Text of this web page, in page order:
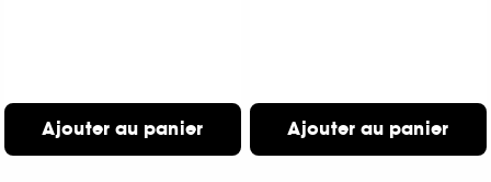
Ajouter au panier Ajouter au panier